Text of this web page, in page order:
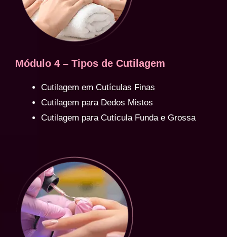
Módulo 4 – Tipos de Cutilagem
Cutilagem em Cutículas Finas
Cutilagem para Dedos Mistos
Cutilagem para Cutícula Funda e Grossa